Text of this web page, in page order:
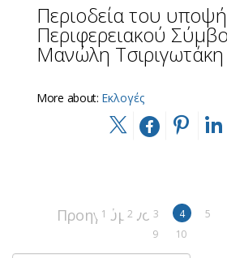
Περιοδεία του
Περιφερειακού
Μανώλη Τσιριγωτάκη
More about: Εκλογές
Προηγούμενο
1 2 3 4 5
9
10